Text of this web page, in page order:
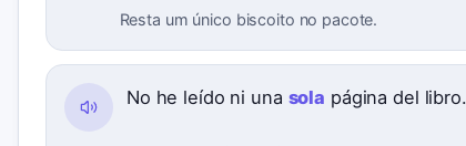
Resta um único biscoito no pacote.
No he leído ni una sola página del libro.